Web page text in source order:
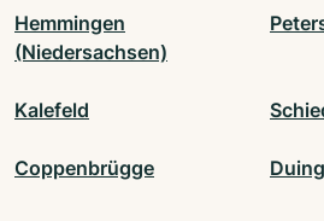
Hemmingen
(Niedersachsen)
Kalefeld
Coppenbrügge